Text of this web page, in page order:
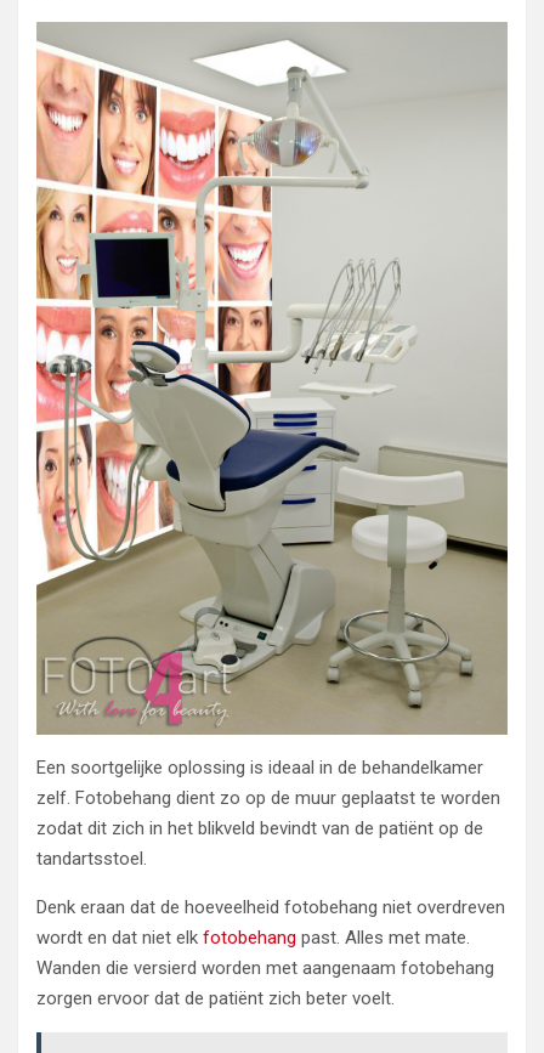
Een soortgelijke oplossing is ideaal in de behandelkamer
zelf. Fotobehang dient zo op de muur geplaatst te worden
zodat dit zich in het blikveld bevindt van de patiënt op de
tandartsstoel.
Denk eraan dat de hoeveelheid fotobehang niet overdreven
wordt en dat niet elk fotobehang past. Alles met mate.
Wanden die versierd worden met aangenaam fotobehang
zorgen ervoor dat de patiënt zich beter voelt.